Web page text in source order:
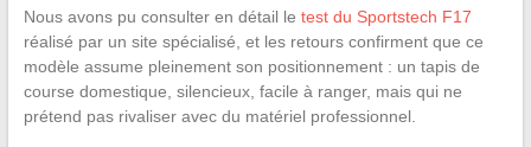
Nous avons pu consulter en détail le test du Sportstech F17
réalisé par un site spécialisé, et les retours confirment que ce
modèle assume pleinement son positionnement : un tapis de
course domestique, silencieux, facile à ranger, mais qui ne
prétend pas rivaliser avec du matériel professionnel.